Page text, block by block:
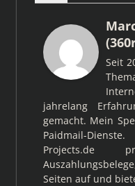
Seit
jahrelang
gemacht. Mein
Paidmail-
Projects.de
Seiten auf und